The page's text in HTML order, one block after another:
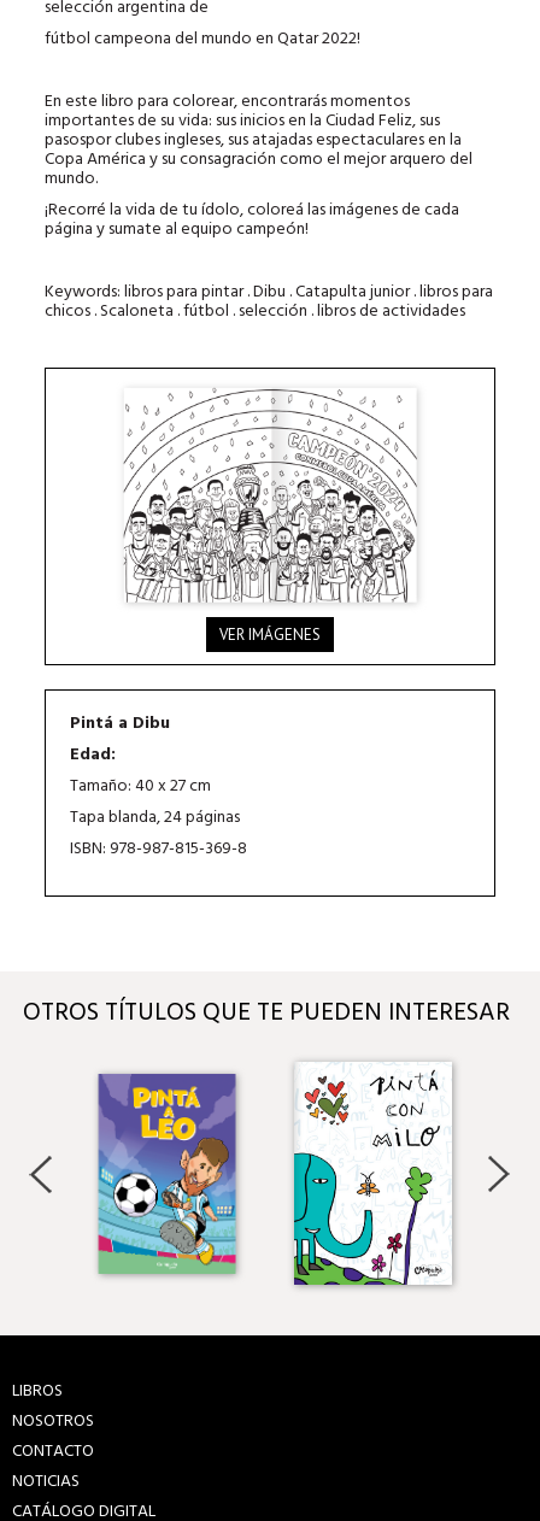
selección argentina de
fútbol campeona del mundo en Qatar 2022!
En este libro para colorear, encontrarás momentos
importantes de su vida: sus inicios en la Ciudad Feliz, sus
pasospor clubes ingleses, sus atajadas espectaculares en la
Copa América y su consagración como el mejor arquero del
mundo.
¡Recorré la vida de tu ídolo, coloreá las imágenes de cada
página y sumate al equipo campeón!
Keywords: libros para pintar . Dibu . Catapulta junior . libros para
chicos . Scaloneta . fútbol . selección . libros de actividades
VER IMÁGENES
Pintá a Dibu
Edad:
Tamaño: 40 x 27 cm
Tapa blanda, 24 páginas
ISBN: 978-987-815-369-8
OTROS TÍTULOS QUE TE PUEDEN INTERESAR
LIBROS
NOSOTROS
CONTACTO
NOTICIAS
CATÁLOGO DIGITAL